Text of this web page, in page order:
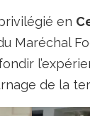
en
Maréchal
de la